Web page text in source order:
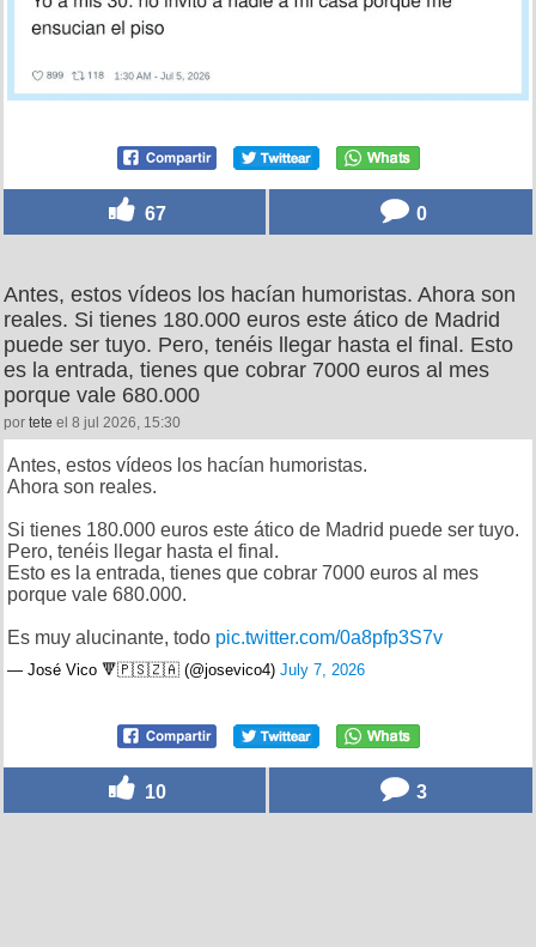
67 0
Antes, estos vídeos los hacían humoristas. Ahora son
reales. Si tienes 180.000 euros este ático de Madrid
puede ser tuyo. Pero, tenéis llegar hasta el final. Esto
es la entrada, tienes que cobrar 7000 euros al mes
porque vale 680.000
por tete el 8 jul 2026, 15:30
Antes, estos vídeos los hacían humoristas.
Ahora son reales.
Si tienes 180.000 euros este ático de Madrid puede ser tuyo.
Pero, tenéis llegar hasta el final.
Esto es la entrada, tienes que cobrar 7000 euros al mes
porque vale 680.000.
Es muy alucinante, todo pic.twitter.com/0a8pfp3S7v
— José Vico 🔻🇵🇸🇿🇦 (@josevico4) July 7, 2026
10 3